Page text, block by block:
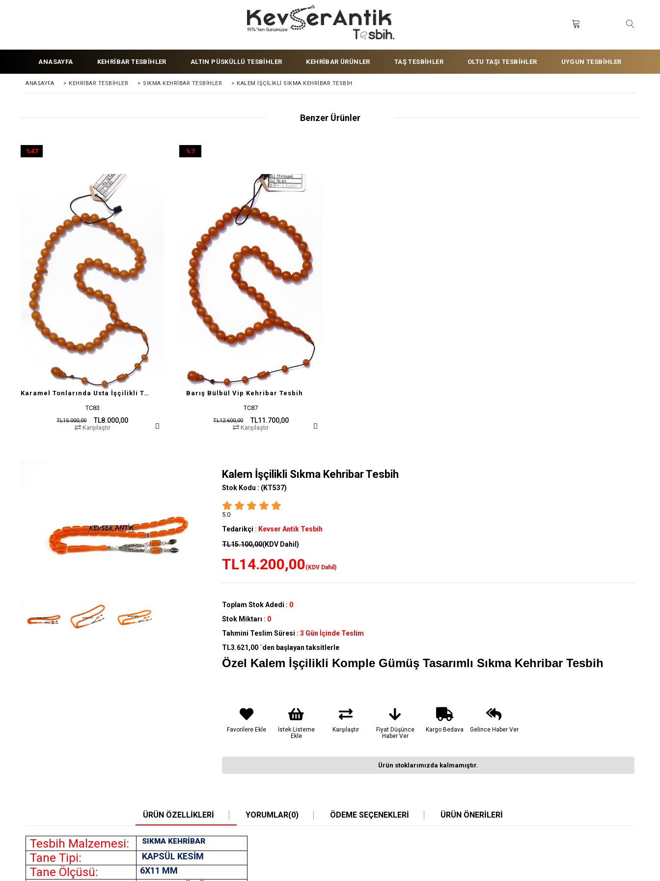
ANASAYFA KEHRİBAR TESBİHLER ALTIN PÜSKÜLLÜ TESBİHLER KEHRİBAR ÜRÜNLER TAŞ TESBİHLER OLTU TAŞI TESBİHLER UYGUN TESBİHLER
ANASAYFA > KEHRIBAR TESBIHLER > SIKMA KEHRİBAR TESBİHLER > KALEM İŞÇILIKLI SIKMA KEHRIBAR TESBIH
Benzer Ürünler
Karamel Tonlarında Usta İşçilikli Tesbih
TC83
TL8.000,00
TL15.000,00
%47
Karşılaştır
Barış Bülbül Vip Kehribar Tesbih
TC87
TL11.700,00
TL12.600,00
%7
Karşılaştır
Kalem İşçilikli Sıkma Kehribar Tesbih
Stok Kodu : (KT537)
5.0
Tedarikçi : Kevser Antik Tesbih
TL15.100,00(KDV Dahil)
TL14.200,00(KDV Dahil)
Toplam Stok Adedi : 0
Stok Miktarı : 0
Tahmini Teslim Süresi : 3 Gün İçinde Teslim
TL3.621,00`den başlayan taksitlerle
Özel Kalem İşçilikli Komple Gümüş Tasarımlı Sıkma Kehribar Tesbih
Favorilere Ekle
İstek Listeme
Ekle
Karşılaştır
Fiyat Düşünce
Haber Ver
Kargo Bedava Gelince Haber Ver
Ürün stoklarımızda kalmamıştır.
ÜRÜN ÖZELLIKLERI YORUMLAR(0) ÖDEME SEÇENEKLERI ÜRÜN ÖNERILERI
Tesbih Malzemesi: SIKMA KEHRİBAR
Tane Tipi: KAPSÜL KESİM
Tane Ölçüsü: 6X11 MM